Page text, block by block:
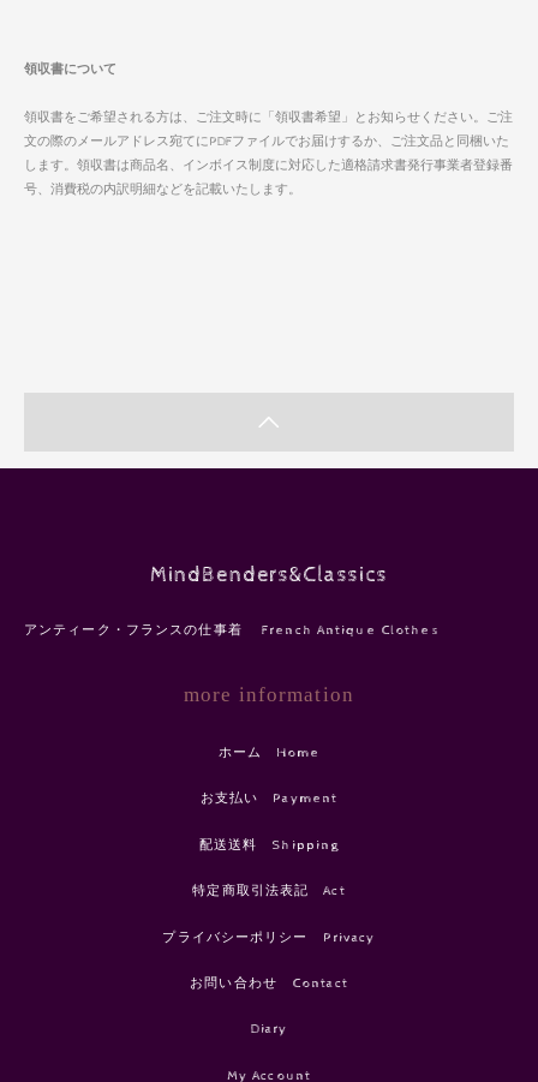
領収書について
領収書をご希望される方は、ご注文時に「領収書希望」とお知らせください。ご注
文の際のメールアドレス宛てにPDFファイルでお届けするか、ご注文品と同梱いた
します。領収書は商品名、インボイス制度に対応した適格請求書発行事業者登録番
号、消費税の内訳明細などを記載いたします。
MindBenders&Classics
アンティーク・フランスの仕事着 French Antique Clothes
more information
ホーム Home
お支払い Payment
配送送料 Shipping
特定商取引法表記 Act
プライバシーポリシー Privacy
お問い合わせ Contact
Diary
My Account